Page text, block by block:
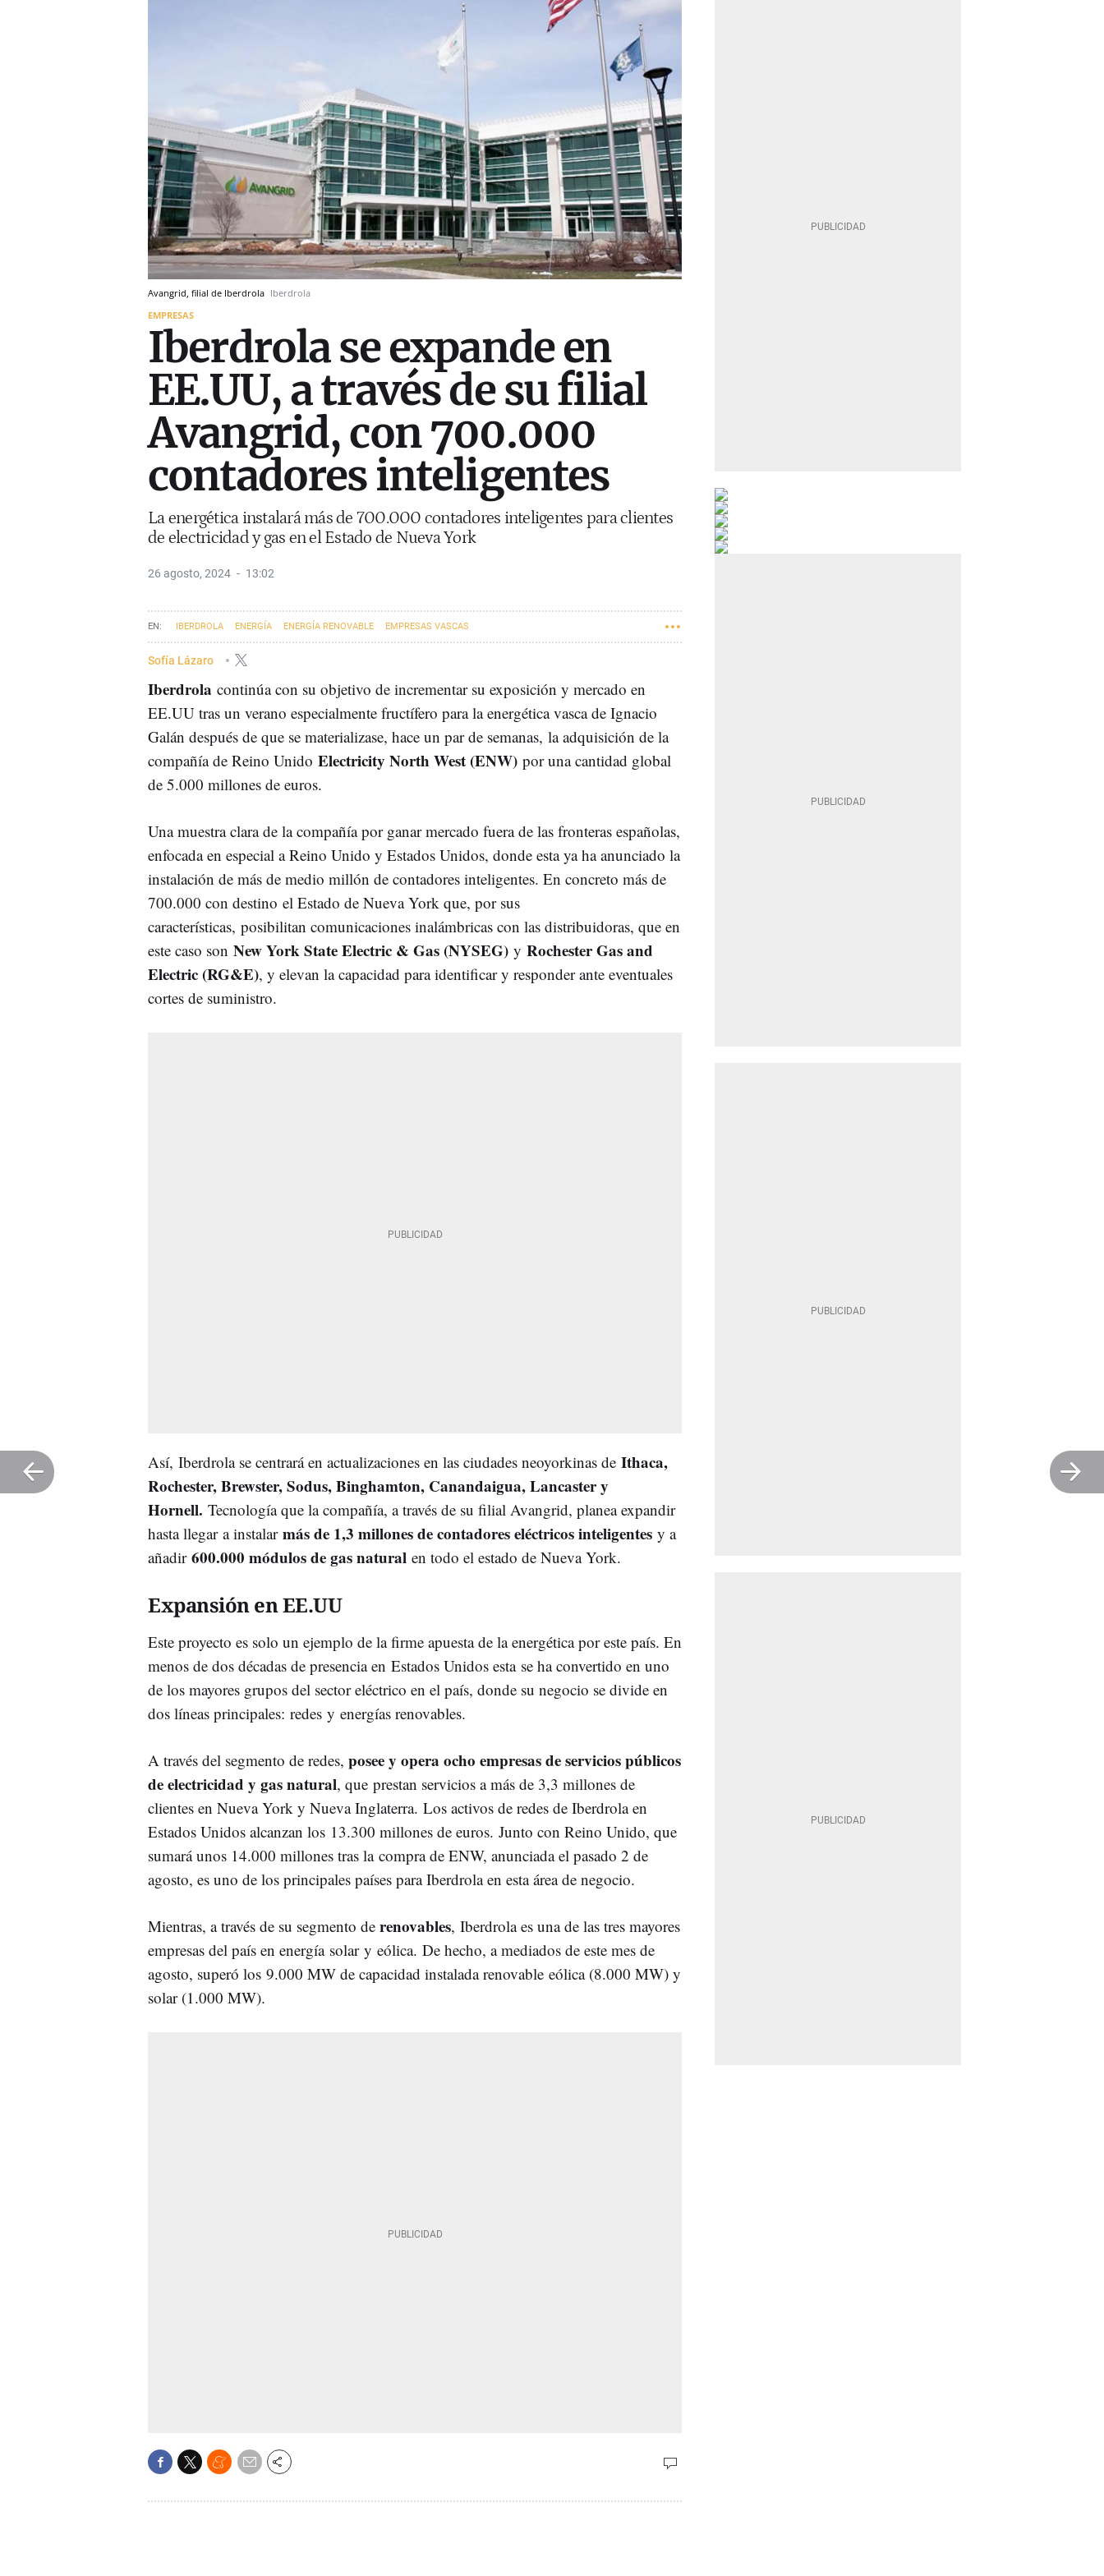
Avangrid, filial de Iberdrola Iberdrola
EMPRESAS
Iberdrola se expande en
EE.UU, a través de su filial
Avangrid, con 700.000
contadores inteligentes
La energética instalará más de 700.000 contadores inteligentes para clientes
de electricidad y gas en el Estado de Nueva York
26 agosto, 2024 13:02
IBERDROLA ENERGÍA ENERGÍA RENOVABLE EMPRESAS VASCAS
Sofía Lázaro
Iberdrola continúa con su objetivo de incrementar su exposición y mercado en
EE.UU tras un verano especialmente fructífero para la energética vasca de Ignacio
Galán después de que se materializase, hace un par de semanas, la adquisición de la
compañía de Reino Unido Electricity North West (ENW) por una cantidad global
de 5.000 millones de euros.
Una muestra clara de la compañía por ganar mercado fuera de las fronteras españolas,
enfocada en especial a Reino Unido y Estados Unidos, donde esta ya ha anunciado la
instalación de más de medio millón de contadores inteligentes. En concreto más de
700.000 con destino el Estado de Nueva York que, por sus
características, posibilitan comunicaciones inalámbricas con las distribuidoras, que en
este caso son New York State Electric & Gas (NYSEG) y Rochester Gas and
Electric (RG&E), y elevan la capacidad para identificar y responder ante eventuales
cortes de suministro.
Así, Iberdrola se centrará en actualizaciones en las ciudades neoyorkinas de Ithaca,
Rochester, Brewster, Sodus, Binghamton, Canandaigua, Lancaster y
Hornell. Tecnología que la compañía, a través de su filial Avangrid, planea expandir
hasta llegar a instalar más de 1,3 millones de contadores eléctricos inteligentes y a
añadir 600.000 módulos de gas natural en todo el estado de Nueva York.
Expansión en EE.UU
Este proyecto es solo un ejemplo de la firme apuesta de la energética por este país. En
menos de dos décadas de presencia en Estados Unidos esta se ha convertido en uno
de los mayores grupos del sector eléctrico en el país, donde su negocio se divide en
dos líneas principales: redes y energías renovables.
A través del segmento de redes, posee y opera ocho empresas de servicios públicos
de electricidad y gas natural, que prestan servicios a más de 3,3 millones de
clientes en Nueva York y Nueva Inglaterra. Los activos de redes de Iberdrola en
Estados Unidos alcanzan los 13.300 millones de euros. Junto con Reino Unido, que
sumará unos 14.000 millones tras la compra de ENW, anunciada el pasado 2 de
agosto, es uno de los principales países para Iberdrola en esta área de negocio.
Mientras, a través de su segmento de renovables, Iberdrola es una de las tres mayores
empresas del país en energía solar y eólica. De hecho, a mediados de este mes de
agosto, superó los 9.000 MW de capacidad instalada renovable eólica (8.000 MW) y
solar (1.000 MW).